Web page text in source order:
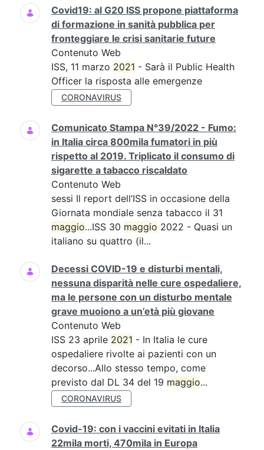
Covid19: al G20 ISS propone piattaforma
di formazione in sanità pubblica per
fronteggiare le crisi sanitarie future
Contenuto Web
ISS, 11 marzo 2021 - Sarà il Public Health
Officer la risposta alle emergenze
CORONAVIRUS
Comunicato Stampa N°39/2022 - Fumo:
in Italia circa 800mila fumatori in più
rispetto al 2019. Triplicato il consumo di
sigarette a tabacco riscaldato
Contenuto Web
sessi Il report dell’ISS in occasione della
Giornata mondiale senza tabacco il 31
maggio...ISS 30 maggio 2022 - Quasi un
italiano su quattro (il...
Decessi COVID-19 e disturbi mentali,
nessuna disparità nelle cure ospedaliere,
ma le persone con un disturbo mentale
grave muoiono a un’età più giovane
Contenuto Web
ISS 23 aprile 2021 - In Italia le cure
ospedaliere rivolte ai pazienti con un
decorso...Allo stesso tempo, come
previsto dal DL 34 del 19 maggio...
CORONAVIRUS
Covid-19: con i vaccini evitati in Italia
22mila morti, 470mila in Europa